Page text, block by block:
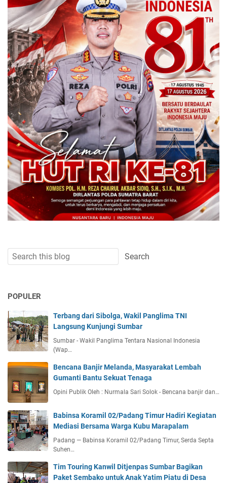
POPULER
Terbang dari Sibolga, Wakil Panglima TNI
Langsung Kunjungi Sumbar
Sumbar - Wakil Panglima Tentara Nasional Indonesia
(Wap…
Bencana Banjir Melanda, Masyarakat Lembah
Gumanti Bantu Sekuat Tenaga
Opini Publik Oleh : Nurmala Sari Solok - Bencana banjir dan…
Babinsa Koramil 02/Padang Timur Hadiri Kegiatan
Mediasi Bersama Warga Kubu Marapalam
Padang — Babinsa Koramil 02/Padang Timur, Serda Septa
Suhen…
Tim Touring Kanwil Ditjenpas Sumbar Bagikan
Paket Sembako untuk Anak Yatim Piatu di Desa